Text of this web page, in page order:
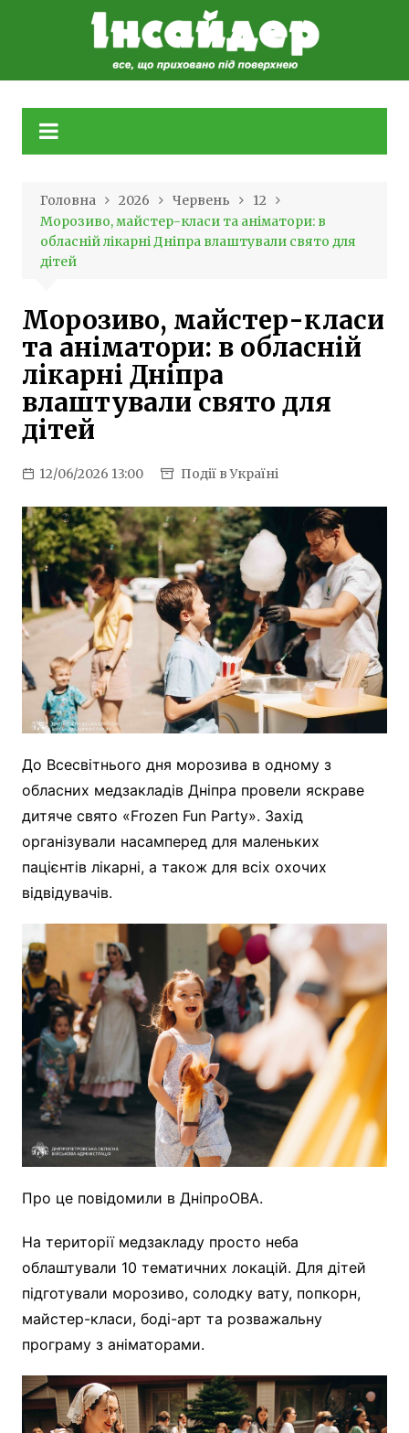
Головна 2026 Червень
12
Морозиво, майстер-класи та аніматори: в
обласній лікарні Дніпра влаштували свято для
дітей
Морозиво, майстер-класи
та аніматори: в обласній
лікарні Дніпра
влаштували свято для
дітей
12/06/2026 13:00 Події в Україні
До Всесвітнього дня морозива в одному з
обласних медзакладів Дніпра провели яскраве
дитяче свято «Frozen Fun Party». Захід
організували насамперед для маленьких
пацієнтів лікарні, а також для всіх охочих
відвідувачів.
Про це повідомили в ДніпроОВА.
На території медзакладу просто неба
облаштували 10 тематичних локацій. Для дітей
підготували морозиво, солодку вату, попкорн,
майстер-класи, боді-арт та розважальну
програму з аніматорами.